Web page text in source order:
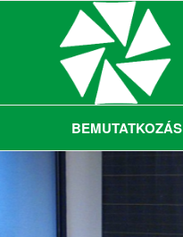
BEMUTATKOZÁS